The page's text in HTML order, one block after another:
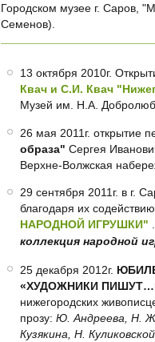
Городском музее г. Саров,
Семенов).
13 октября 2010г.
Квач и С.И. Квач
Музей им. Н.А.
26 мая 2011г. открытие
образа" Сергея
Верхне-Волжская
29 сентября 2011г. в г.
благодаря их
НАРОДНОЙ ИГРУШКИ"
коллекция народной
25 декабря 2012г.
«ХУДОЖНИКИ
нижегородских
прозу: Ю. Андреева, Н.
Кузякина, Н.